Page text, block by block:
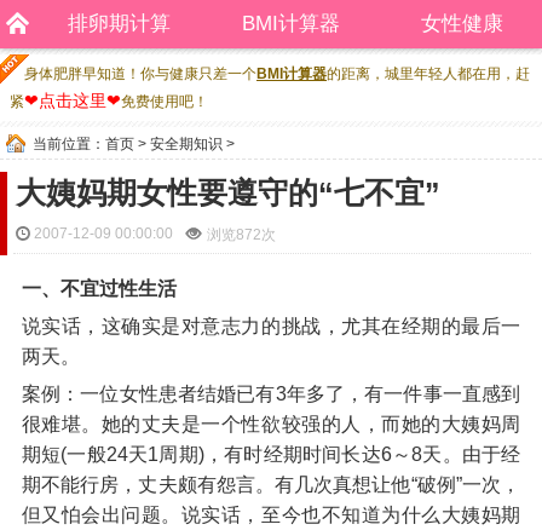
排卵期计算 BMI计算器 女性健康
身体肥胖早知道！你与健康只差一个BMI计算器的距离，城里年轻人都在用，赶
紧❤点击这里❤免费使用吧！
当前位置： 首页 > 安全期知识 >
大姨妈期女性要遵守的“七不宜”
2007-12-09 00:00:00 浏览872次
一、不宜过性生活
说实话，这确实是对意志力的挑战，尤其在经期的最后一
两天。
案例：一位女性患者结婚已有3年多了，有一件事一直感到
很难堪。她的丈夫是一个性欲较强的人，而她的大姨妈周
期短(一般24天1周期)，有时经期时间长达6～8天。由于经
期不能行房，丈夫颇有怨言。有几次真想让他“破例”一次，
但又怕会出问题。说实话，至今也不知道为什么大姨妈期